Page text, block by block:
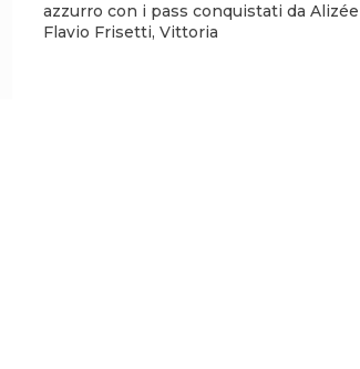
azzurro con i pass conquistati da Alizée
Flavio Frisetti, Vittoria